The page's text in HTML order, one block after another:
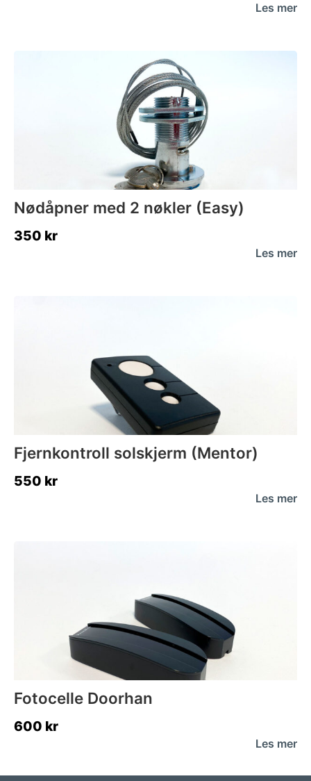
Les mer
Nødåpner med 2 nøkler (Easy)
350 kr
Les mer
Fjernkontroll solskjerm (Mentor)
550 kr
Les mer
Fotocelle Doorhan
600 kr
Les mer